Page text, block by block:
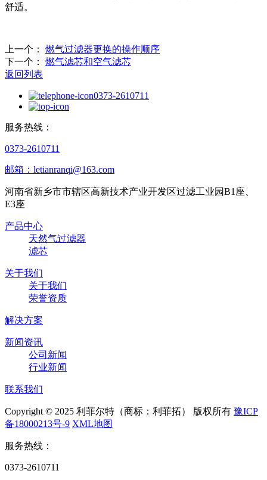
舒适。
上一个：
燃气过滤器更换的操作顺序
下一个：
燃气滤芯和空气滤芯
返回列表
0373-2610711
服务热线：
0373-2610711
邮箱：letianranqi@163.com
河南省新乡市市辖区高新技术产业开发区过滤工业园B1座、
E3座
产品中心
天然气过滤器
滤芯
关于我们
关于我们
荣誉资质
解决方案
新闻资讯
公司新闻
行业新闻
联系我们
Copyright © 2025 利菲尔特（商标：利菲拓） 版权所有 豫ICP
备18000213号-9 XML地图
服务热线：
0373-2610711